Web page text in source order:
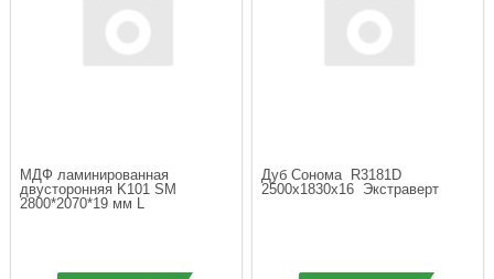
МДФ ламинированная
двусторонняя K101 SM
2800*2070*19 мм L
Дуб Сонома  R3181D
2500х1830х16  Экстраверт